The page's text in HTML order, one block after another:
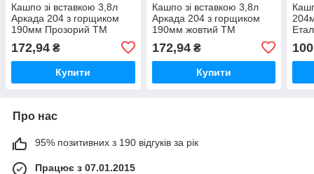
Кашпо зі вставкою 3,8л
Аркада 204 з горщиком
190мм Прозорий ТМ
172,94 ₴
Купити
Кашпо зі вставкою 3,8л
Аркада 204 з горщиком
190мм жовтий ТМ
172,94₴
Купити
Про нас
95% позитивних з 190 відгуків за рік
Працює з 07.01.2015